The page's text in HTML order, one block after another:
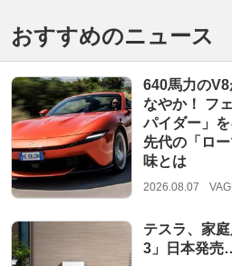
おすすめのニュース
640馬力の
なやか！ フ
パイダー」
先代の「ロ
味とは
2026.08.07
テスラ、家
3」日本発売